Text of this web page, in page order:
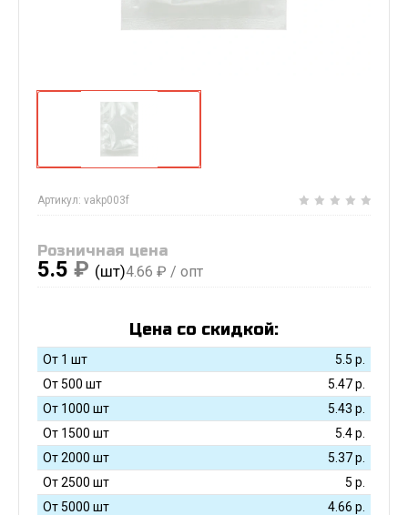
Артикул: vakp003f
Розничная цена
5.5 ₽ (шт)4.66 ₽ / опт
Цена со скидкой:
От 1 шт 5.5 р.
От 500 шт
5.47р.
От 1000 шт
5.43 р.
От 1500 шт
5.4р.
От 2000 шт
5.37р.
От 2500 шт
5 р.
От 5000 шт
4.66 р.